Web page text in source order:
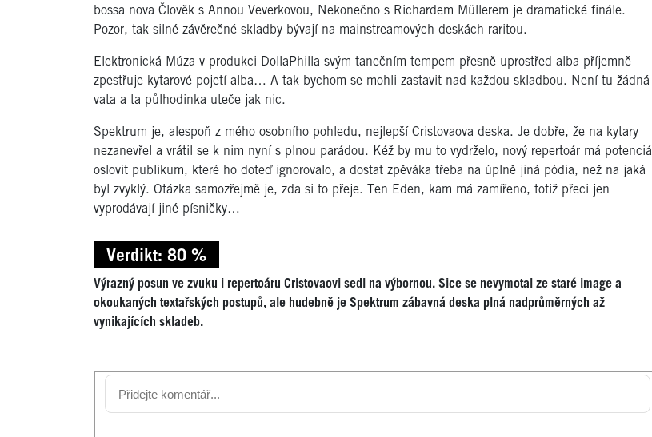
bossa nova Člověk s Annou Veverkovou, Nekonečno s Richardem Müllerem je dramatické finále.
Pozor, tak silné závěrečné skladby bývají na mainstreamových deskách raritou.
Elektronická Múza v produkci DollaPhilla svým tanečním tempem přesně uprostřed alba příjemně
zpestřuje kytarové pojetí alba… A tak bychom se mohli zastavit nad každou skladbou. Není tu žádná
vata a ta půlhodinka uteče jak nic.
Spektrum je, alespoň z mého osobního pohledu, nejlepší Cristovaova deska. Je dobře, že na kytary
nezanevřel a vrátil se k nim nyní s plnou parádou. Kéž by mu to vydrželo, nový repertoár má potenciál
oslovit publikum, které ho doteď ignorovalo, a dostat zpěváka třeba na úplně jiná pódia, než na jaká
byl zvyklý. Otázka samozřejmě je, zda si to přeje. Ten Eden, kam má zamířeno, totiž přeci jen
vyprodávají jiné písničky…
Verdikt: 80 %
Výrazný posun ve zvuku i repertoáru Cristovaovi sedl na výbornou. Sice se nevymotal ze staré image a
okoukaných textařských postupů, ale hudebně je Spektrum zábavná deska plná nadprůměrných až
vynikajících skladeb.